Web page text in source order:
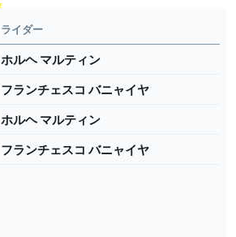
ライダー
ホルヘ マルティン
フランチェスコ バニャイヤ
ホルヘ マルティン
フランチェスコ バニャイヤ